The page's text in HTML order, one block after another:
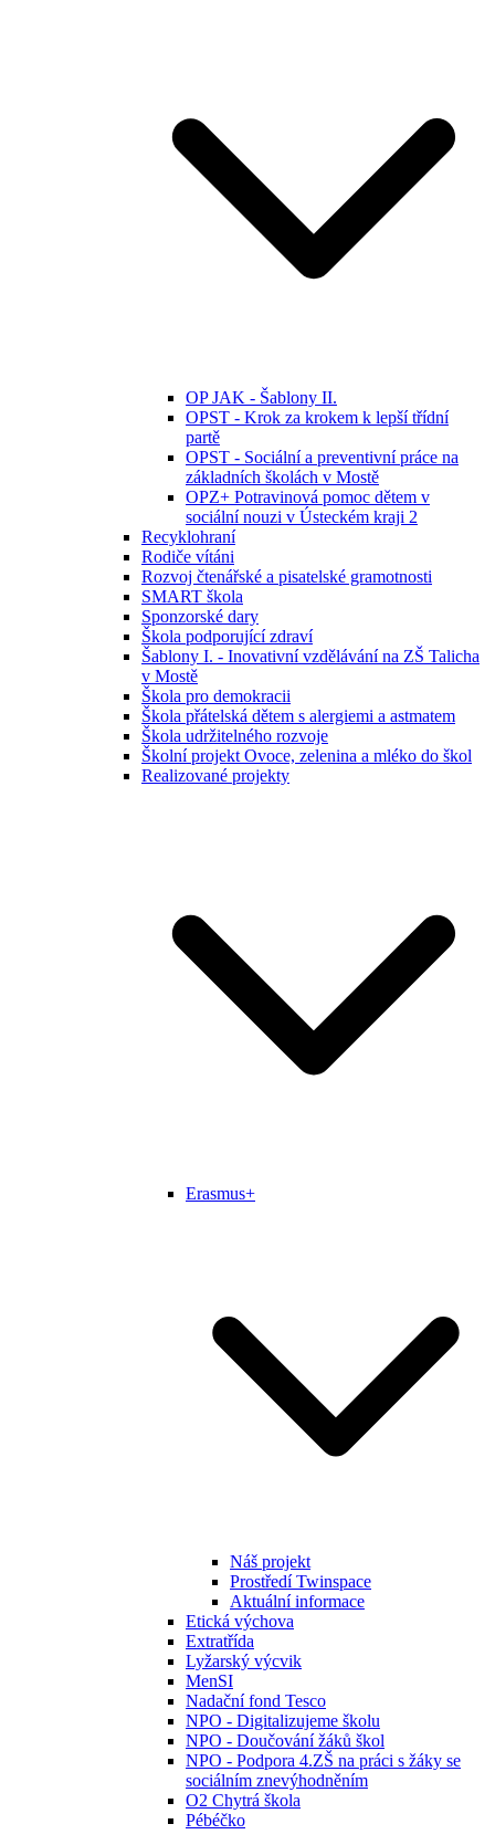
OP JAK - Šablony II.
OPST - Krok za krokem k lepší třídní
partě
OPST - Sociální a preventivní práce na
základních školách v Mostě
OPZ+ Potravinová pomoc dětem v
sociální nouzi v Ústeckém kraji 2
Recyklohraní
Rodiče vítáni
Rozvoj čtenářské a pisatelské gramotnosti
SMART škola
Sponzorské dary
Škola podporující zdraví
Šablony I. - Inovativní vzdělávání na ZŠ Talicha
v Mostě
Škola pro demokracii
Škola přátelská dětem s alergiemi a astmatem
Škola udržitelného rozvoje
Školní projekt Ovoce, zelenina a mléko do škol
Realizované projekty
Erasmus+
Náš projekt
Prostředí Twinspace
Aktuální informace
Etická výchova
Extratřída
Lyžarský výcvik
MenSI
Nadační fond Tesco
NPO - Digitalizujeme školu
NPO - Doučování žáků škol
NPO - Podpora 4.ZŠ na práci s žáky se
sociálním znevýhodněním
O2 Chytrá škola
Pébéčko